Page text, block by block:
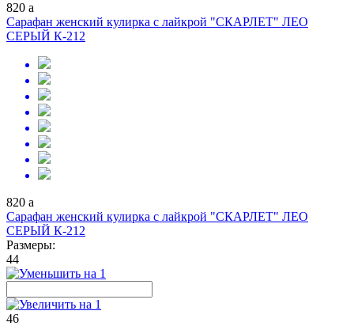
820 a
Сарафан женский кулирка с лайкрой "СКАРЛЕТ" ЛЕО
СЕРЫЙ К-212
820 a
Сарафан женский кулирка с лайкрой "СКАРЛЕТ" ЛЕО
СЕРЫЙ К-212
Размеры:
44
46